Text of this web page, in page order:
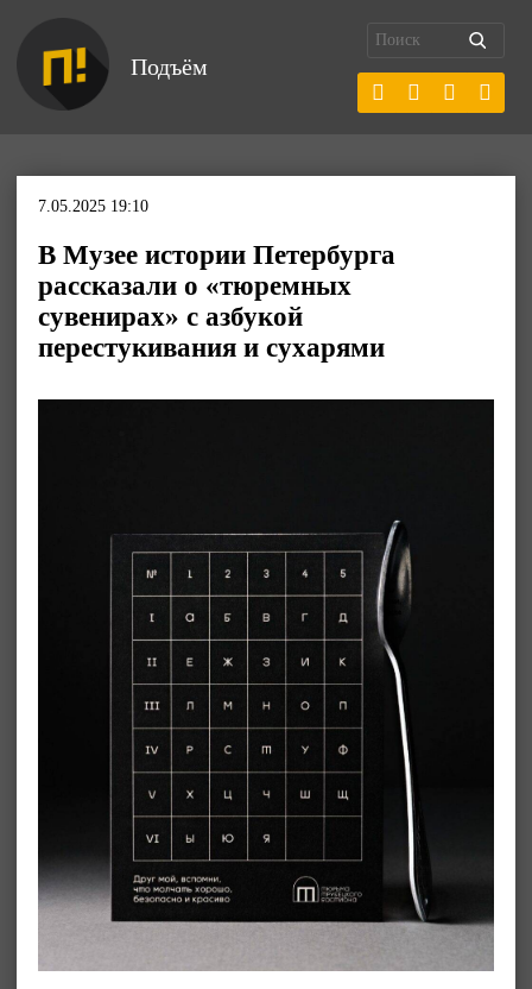
Подъём
7.05.2025 19:10
В Музее истории Петербурга
рассказали о «тюремных
сувенирах» с азбукой
перестукивания и сухарями